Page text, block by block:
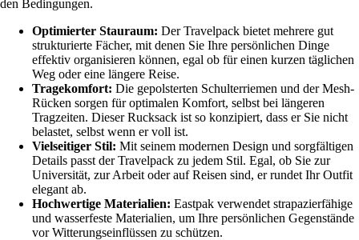
den Bedingungen.
Optimierter Stauraum: Der Travelpack bietet mehrere gut
strukturierte Fächer, mit denen Sie Ihre persönlichen Dinge
effektiv organisieren können, egal ob für einen kurzen täglichen
Weg oder eine längere Reise.
Tragekomfort: Die gepolsterten Schulterriemen und der Mesh-
Rücken sorgen für optimalen Komfort, selbst bei längeren
Tragzeiten. Dieser Rucksack ist so konzipiert, dass er Sie nicht
belastet, selbst wenn er voll ist.
Vielseitiger Stil: Mit seinem modernen Design und sorgfältigen
Details passt der Travelpack zu jedem Stil. Egal, ob Sie zur
Universität, zur Arbeit oder auf Reisen sind, er rundet Ihr Outfit
elegant ab.
Hochwertige Materialien: Eastpak verwendet strapazierfähige
und wasserfeste Materialien, um Ihre persönlichen Gegenstände
vor Witterungseinflüssen zu schützen.